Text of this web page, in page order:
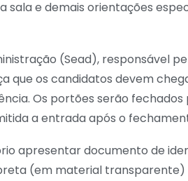
sala e demais orientações
(Sead), responsável
que os candidatos devem
Os portões serão
a entrada após o
apresentar documento de
(em material